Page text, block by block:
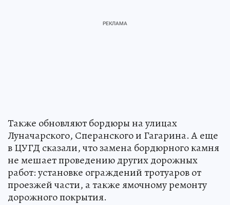
Также обновляют бордюры на улицах
Луначарского, Сперанского и Гагарина. А еще
в ЦУГД сказали, что замена бордюрного камня
не мешает проведению других дорожных
работ: установке ограждений тротуаров от
проезжей части, а также ямочному ремонту
дорожного покрытия.